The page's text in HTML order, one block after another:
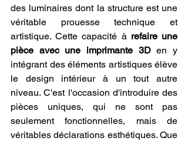
des luminaires dont la structure est une
véritable prouesse technique et
artistique. Cette capacité à refaire une
pièce avec une imprimante 3D en y
intégrant des éléments artistiques élève
le design intérieur à un tout autre
niveau. C'est l'occasion d'introduire des
pièces uniques, qui ne sont pas
seulement fonctionnelles, mais de
véritables déclarations esthétiques. Que